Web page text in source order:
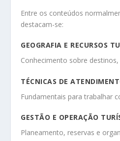
Entre os conteúdos
destacam-se:
GEOGRAFIA E RECURSOS
Conhecimento sobre
TÉCNICAS DE
Fundamentais para trabalhar
GESTÃO E OPERAÇÃO
Planeamento, reservas e